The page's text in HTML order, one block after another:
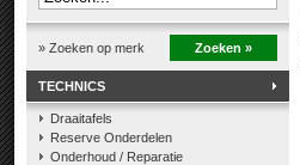
» Zoeken op merk Zoeken »
TECHNICS
Draaitafels
Reserve Onderdelen
Onderhoud / Reparatie